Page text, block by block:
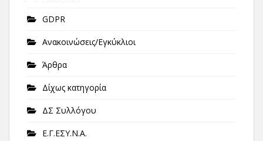
GDPR
Ανακοινώσεις/Εγκύκλιοι
Άρθρα
Δίχως κατηγορία
ΔΣ Συλλόγου
Ε.Γ.ΕΣΥ.Ν.Α.